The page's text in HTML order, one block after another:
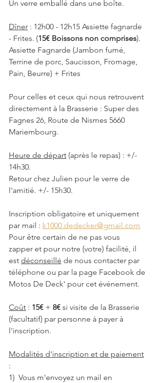
Un verre emballé dans une boîte.
Dîner : 12h00 - 12h15 Assiette fagnarde
- Frites. (15€ Boissons non comprises).
Assiette Fagnarde (Jambon fumé,
Terrine de porc, Saucisson, Fromage,
Pain, Beurre) + Frites
Pour celles et ceux qui nous retrouvent
directement à la Brasserie : Super des
Fagnes 26, Route de Nismes 5660
Mariembourg.
Heure de départ (après le repas) : +/-
14h30.
Retour chez Julien pour le verre de
l'amitié. +/- 15h30.
Inscription obligatoire et uniquement
par mail : k1000.dedecker@gmail.com
Pour être certain de ne pas vous
zapper et pour notre (votre) facilité, il
est déconseillé de nous contacter par
téléphone ou par la page Facebook de
Motos De Deck' pour cet événement.
Coût : 15€ + 8€ si visite de la Brasserie
(facultatif) par personne à payer à
l'inscription.
Modalités d'inscription et de paiement
:
1)  Vous m'envoyez un mail en